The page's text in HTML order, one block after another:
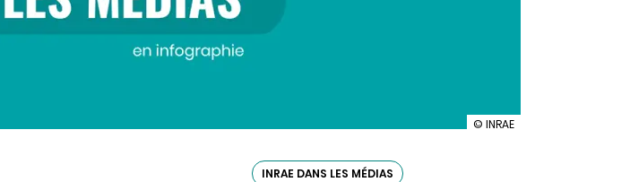
illustration
© INRAE
INRAE DANS LES MÉDIAS